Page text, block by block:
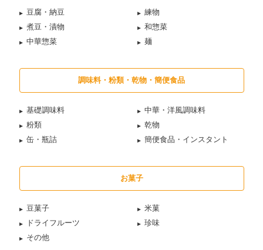
豆腐・納豆
練物
煮豆・漬物
和惣菜
中華惣菜
麺
調味料・粉類・乾物・簡便食品
基礎調味料
中華・洋風調味料
粉類
乾物
缶・瓶詰
簡便食品・インスタント
お菓子
豆菓子
米菓
ドライフルーツ
珍味
その他